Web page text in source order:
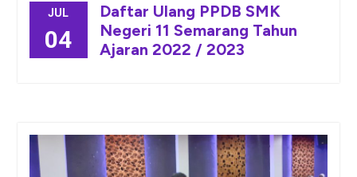
JUL
04
Daftar Ulang PPDB SMK
Negeri 11 Semarang Tahun
Ajaran 2022 / 2023